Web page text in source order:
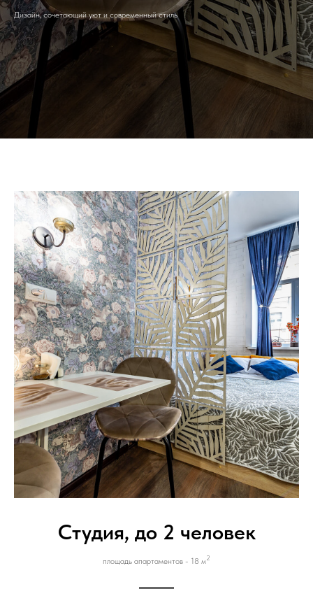
Дизайн, сочетающий уют и современный стиль
Студия, до 2 человек
площадь апартаментов - 18 м2